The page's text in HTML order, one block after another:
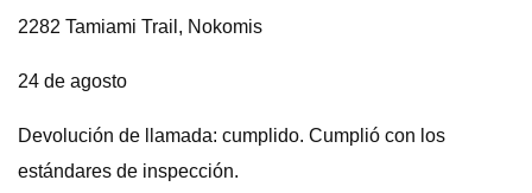
2282 Tamiami Trail, Nokomis
24 de agosto
Devolución de llamada: cumplido. Cumplió con los
estándares de inspección.